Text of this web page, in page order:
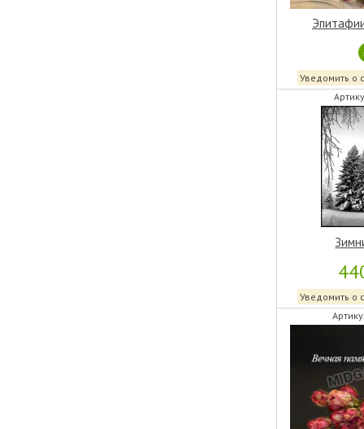
Уведомить о
Уведомить о